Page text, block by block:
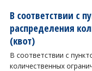
В соответствии с
распределения
(квот)
В соответствии с
количественных